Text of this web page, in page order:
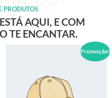
PRODUTOS
AQUI, E COM
TE ENCANTAR.
Promoção!